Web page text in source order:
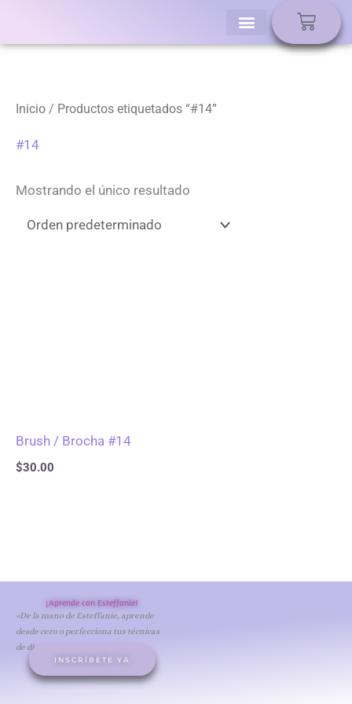
Inicio / Productos etiquetados “#14”
#14
Mostrando el único resultado
Brush / Brocha #14
$30.00
¡Aprende con Esteffanie!
«De la mano de Esteffanie, aprende
desde cero o perfecciona tus técnicas
de diseño de uñas acrílicas.»
INSCRÍBETE YA